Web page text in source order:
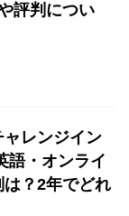
評判につい
ャレンジイン
語・オンライ
？2年でどれ